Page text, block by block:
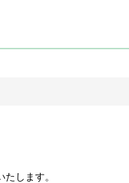
します。